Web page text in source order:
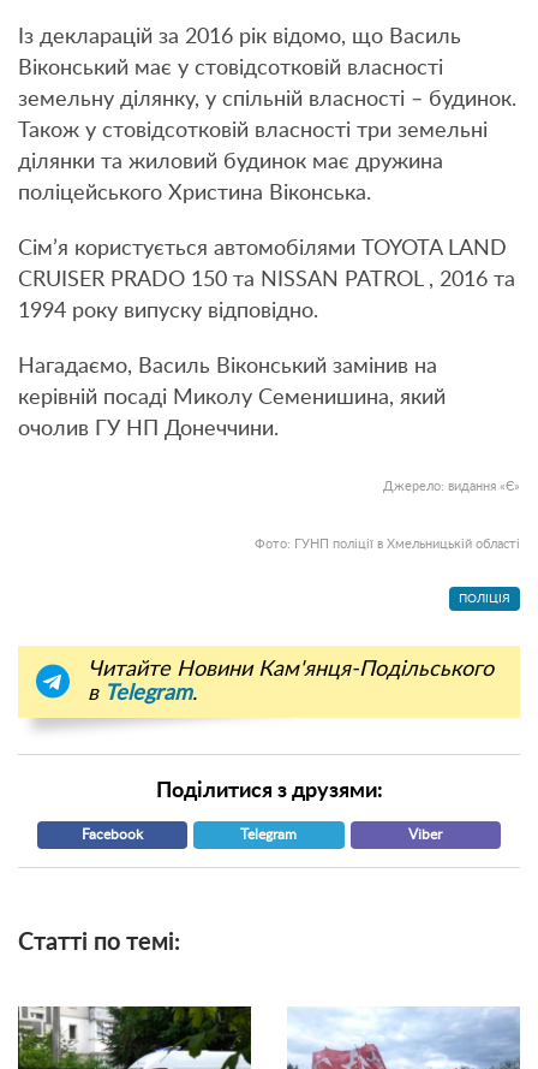
Із декларацій за 2016 рік відомо, що Василь
Віконський має у стовідсотковій власності
земельну ділянку, у спільній власності – будинок.
Також у стовідсотковій власності три земельні
ділянки та жиловий будинок має дружина
поліцейського Христина Віконська.
Сім’я користується автомобілями TOYOTA LAND
CRUISER PRADO 150 та NISSAN PATROL , 2016 та
1994 року випуску відповідно.
Нагадаємо, Василь Віконський замінив на
керівній посаді Миколу Семенишина, який
очолив ГУ НП Донеччини.
Джерело: видання «Є»
Фото: ГУНП поліції в Хмельницькій області
ПОЛІЦІЯ
Читайте Новини Кам'янця-Подільського
в Telegram.
Поділитися з друзями:
Facebook Telegram Viber
Статті по темі: